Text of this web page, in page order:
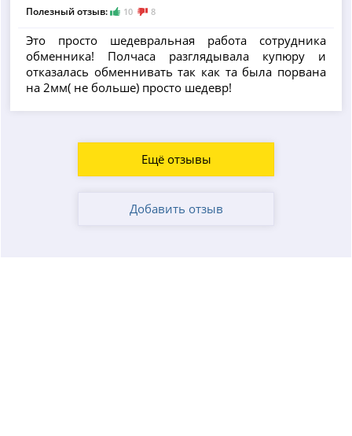
Полезный отзыв: 10 8
Это просто шедевральная работа сотрудника
обменника! Полчаса разглядывала купюру и
отказалась обменнивать так как та была порвана
на 2мм( не больше) просто шедевр!
Ещё отзывы
Добавить отзыв